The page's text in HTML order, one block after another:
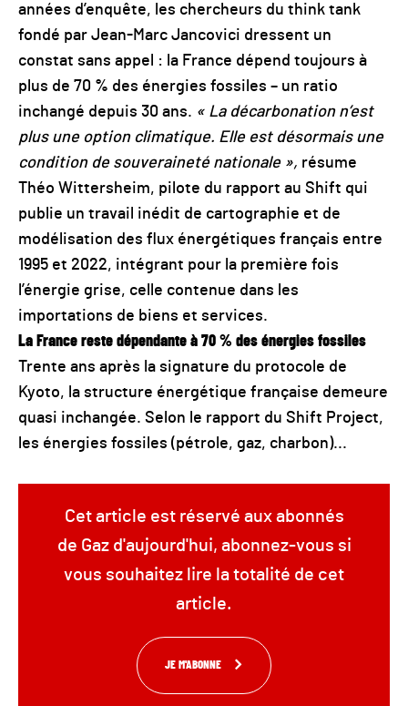
années d’enquête, les chercheurs du think tank
fondé par Jean-Marc Jancovici dressent un
constat sans appel : la France dépend toujours à
plus de 70 % des énergies fossiles – un ratio
inchangé depuis 30 ans. « La décarbonation n’est
plus une option climatique. Elle est désormais une
condition de souveraineté nationale », résume
Théo Wittersheim, pilote du rapport au Shift qui
publie un travail inédit de cartographie et de
modélisation des flux énergétiques français entre
1995 et 2022, intégrant pour la première fois
l’énergie grise, celle contenue dans les
importations de biens et services.
La France reste dépendante à 70 % des énergies fossiles
Trente ans après la signature du protocole de
Kyoto, la structure énergétique française demeure
quasi inchangée. Selon le rapport du Shift Project,
les énergies fossiles (pétrole, gaz, charbon)...
Cet article est réservé aux abonnés
de Gaz d'aujourd'hui, abonnez-vous si
vous souhaitez lire la totalité de cet
article.
JE M'ABONNE